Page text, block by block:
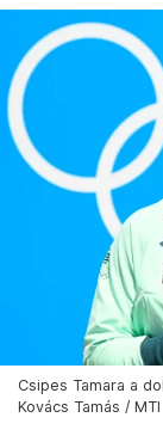
Csipes Tamara a
Kovács Tamás / MTI